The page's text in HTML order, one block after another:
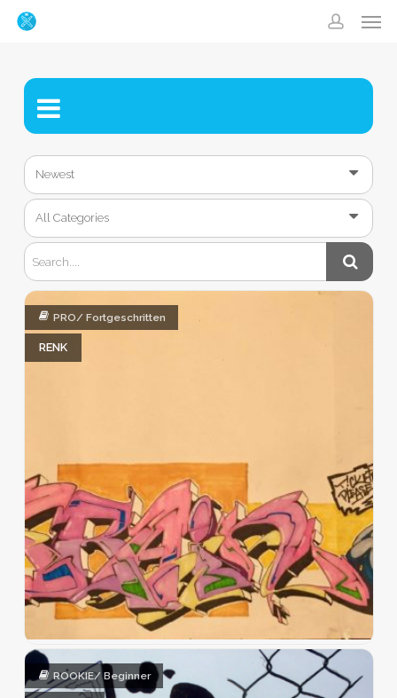
Skip
content
RENK
PRO/ Fortgeschritten
ROOKIE/ Beginner